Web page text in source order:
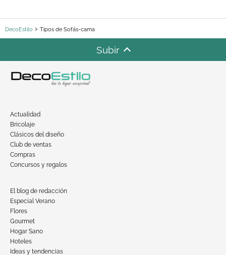
DecoEstilo Tipos de Sofás-cama
Subir
Actualidad
Bricolaje
Clásicos del diseño
Club de ventas
Compras
Concursos y regalos
El blog de redacción
Especial Verano
Flores
Gourmet
Hogar Sano
Hoteles
Ideas y tendencias